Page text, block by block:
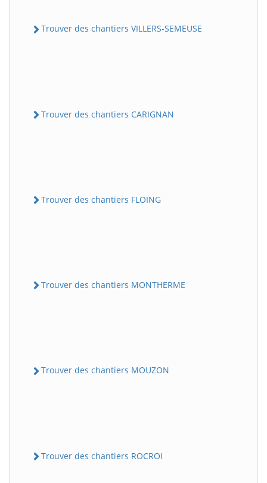
Trouver des chantiers VILLERS-SEMEUSE
Trouver des chantiers CARIGNAN
Trouver des chantiers FLOING
Trouver des chantiers MONTHERME
Trouver des chantiers MOUZON
Trouver des chantiers ROCROI